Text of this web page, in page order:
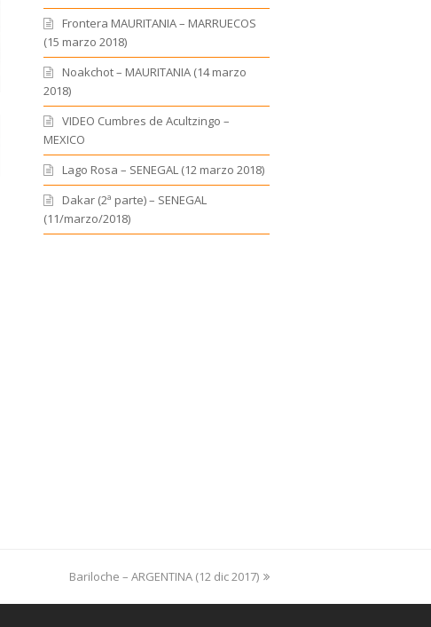
Frontera MAURITANIA – MARRUECOS
(15 marzo 2018)
Noakchot – MAURITANIA (14 marzo
2018)
VIDEO Cumbres de Acultzingo –
MEXICO
Lago Rosa – SENEGAL (12 marzo 2018)
Dakar (2ª parte) – SENEGAL
(11/marzo/2018)
post: